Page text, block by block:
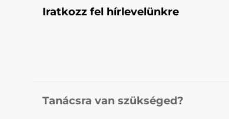
Iratkozz fel hírlevelünkre
Tanácsra van szükséged?